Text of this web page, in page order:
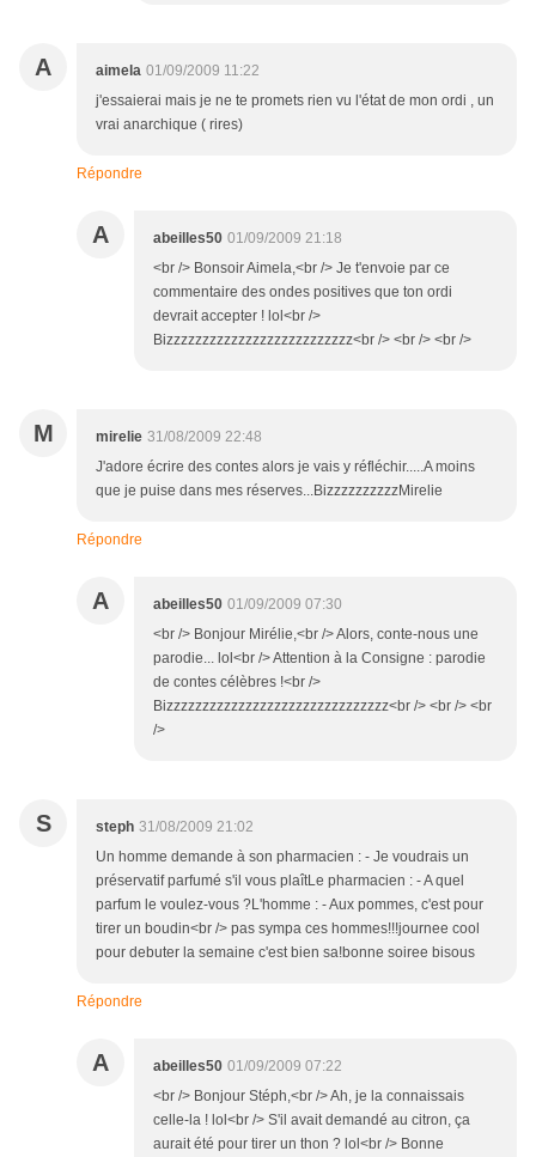
A aimela 01/09/2009 11:22
j'essaierai mais je ne te promets rien vu l'état de mon ordi , un
vrai anarchique ( rires)
Répondre
A abeilles50 01/09/2009 21:18
<br /> Bonsoir Aimela,<br /> Je t'envoie par ce
commentaire des ondes positives que ton ordi
devrait accepter ! lol<br />
Bizzzzzzzzzzzzzzzzzzzzzzzzzz<br /> <br /> <br />
M mirelie 31/08/2009 22:48
J'adore écrire des contes alors je vais y réfléchir.....A moins
que je puise dans mes réserves...BizzzzzzzzzzMirelie
Répondre
A abeilles50 01/09/2009 07:30
<br /> Bonjour Mirélie,<br /> Alors, conte-nous une
parodie... lol<br /> Attention à la Consigne : parodie
de contes célèbres !<br />
Bizzzzzzzzzzzzzzzzzzzzzzzzzzzzzzz<br /> <br /> <br
/>
S steph 31/08/2009 21:02
Un homme demande à son pharmacien : - Je voudrais un
préservatif parfumé s'il vous plaîtLe pharmacien : - A quel
parfum le voulez-vous ?L'homme : - Aux pommes, c'est pour
tirer un boudin<br /> pas sympa ces hommes!!!journee cool
pour debuter la semaine c'est bien sa!bonne soiree bisous
Répondre
A abeilles50 01/09/2009 07:22
<br /> Bonjour Stéph,<br /> Ah, je la connaissais
celle-la ! lol<br /> S'il avait demandé au citron, ça
aurait été pour tirer un thon ? lol<br /> Bonne